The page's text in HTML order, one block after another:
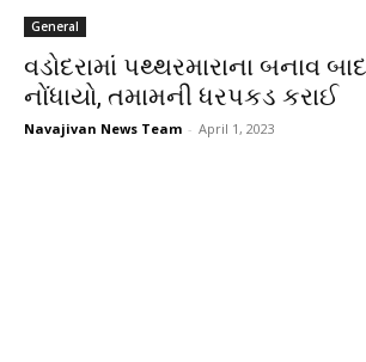
General
વડોદરામાં પથ્થરમારાના બનાવ
નોંધાયો, તમામની ધરપકડ કરાઈ
Navajivan News Team - April 1, 2023